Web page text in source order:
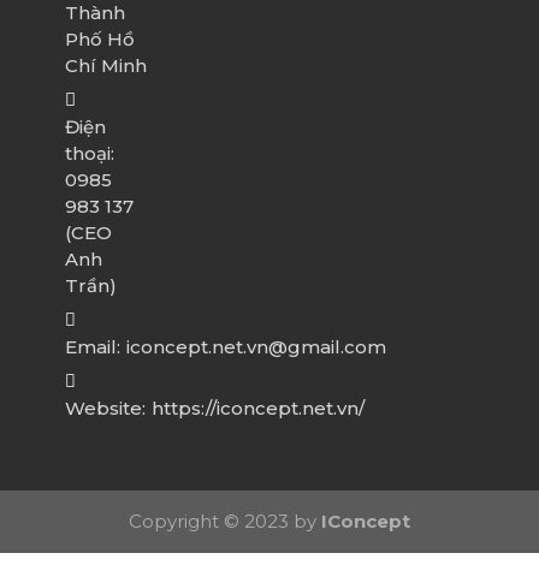
Thành
Phố Hồ
Chí Minh
Điện
thoại:
0985
983 137
(CEO
Anh
Trần)
Email: iconcept.net.vn@gmail.com
Website: https://iconcept.net.vn/
Copyright © 2023 by IConcept